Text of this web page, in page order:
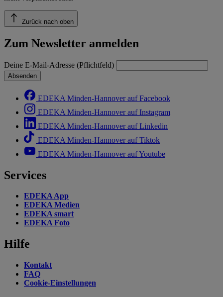
Zurück nach oben
Zum Newsletter anmelden
Deine E-Mail-Adresse (Pflichtfeld)
Absenden
EDEKA Minden-Hannover auf Facebook
EDEKA Minden-Hannover auf Instagram
EDEKA Minden-Hannover auf Linkedin
EDEKA Minden-Hannover auf Tiktok
EDEKA Minden-Hannover auf Youtube
Services
EDEKA App
EDEKA Medien
EDEKA smart
EDEKA Foto
Hilfe
Kontakt
FAQ
Cookie-Einstellungen